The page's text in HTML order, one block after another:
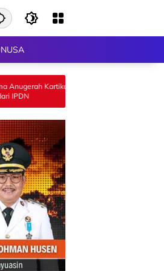
Semarakkan HUT RI ke-81,
Antar SD/MI